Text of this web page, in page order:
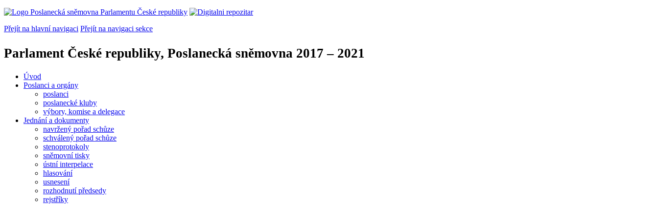
Přejít na hlavní navigaci Přejít na navigaci sekce
Parlament České republiky, Poslanecká sněmovna 2017 – 2021
Úvod
Poslanci a orgány
poslanci
poslanecké kluby
výbory, komise a delegace
Jednání a dokumenty
navržený pořad schůze
schválený pořad schůze
stenoprotokoly
sněmovní tisky
ústní interpelace
hlasování
usnesení
rozhodnutí předsedy
rejstříky